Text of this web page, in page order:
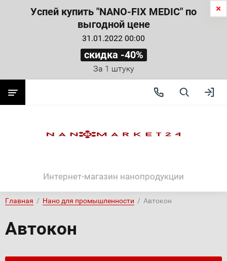
Успей купить "NANO-FIX MEDIC" по
выгодной цене
31.01.2022 00:00
скидка -40%
За 1 штуку
Интернет-магазин нанопродукции
Главная
  /
Нано для промышленности
  /  Автокон
Автокон